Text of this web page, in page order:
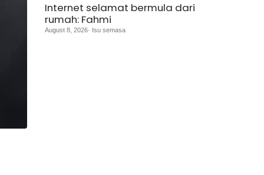
Internet selamat bermula dari
rumah: Fahmi
August 8, 2026· Isu semasa